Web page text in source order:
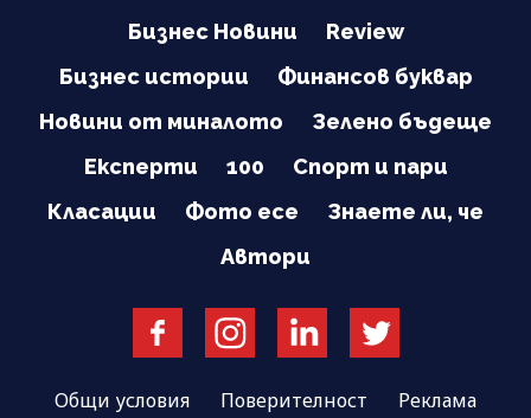
Бизнес Новини
Review
Бизнес истории
Финансов буквар
Новини от миналото
Зелено бъдеще
Експерти
100
Спорт и пари
Класации
Фото есе
Знаете ли, че
Автори
Общи условия Поверителност
Реклама